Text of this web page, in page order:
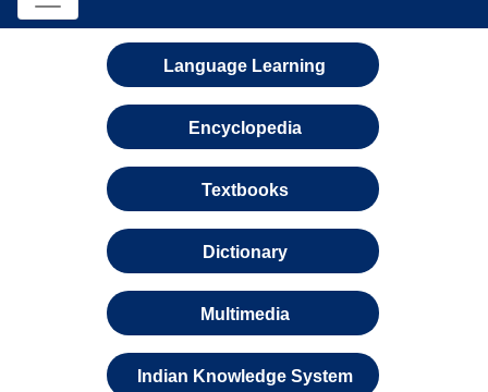
Language Learning
Encyclopedia
Textbooks
Dictionary
Multimedia
Indian Knowledge System